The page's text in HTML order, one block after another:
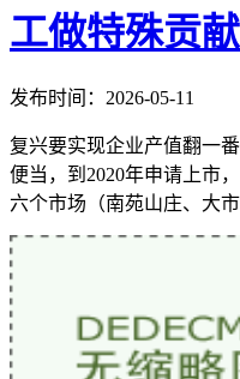
工做特殊贡
发布时间：2026-05-11
复兴要实现企业产值翻一
便当，到2020年申请上市
六个市场（南苑山庄、大